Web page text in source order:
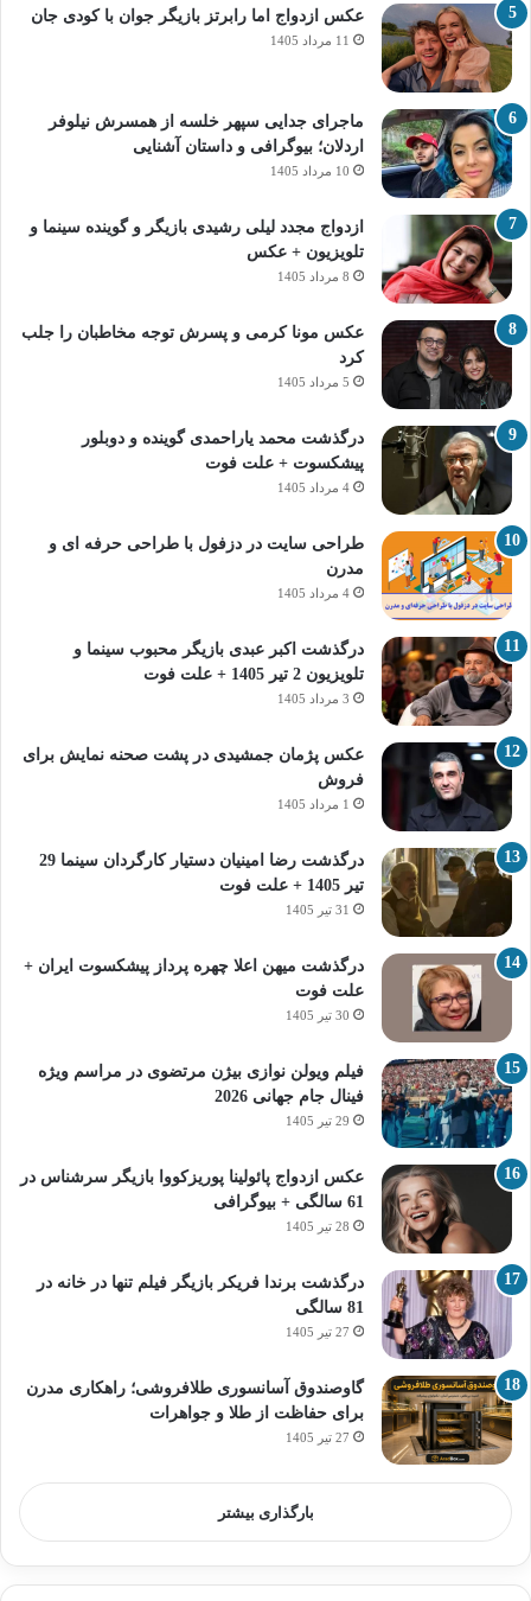
عکس ازدواج اما رابرتز بازیگر جوان با کودی جان
11 مرداد 1405
ماجرای جدایی سپهر خلسه از همسرش نیلوفر
اردلان؛ بیوگرافی و داستان آشنایی
10 مرداد 1405
ازدواج مجدد لیلی رشیدی بازیگر و گوینده سینما و
تلویزیون + عکس
8 مرداد 1405
عکس مونا کرمی و پسرش توجه مخاطبان را جلب
کرد
5 مرداد 1405
درگذشت محمد یاراحمدی گوینده و دوبلور
پیشکسوت + علت فوت
4 مرداد 1405
طراحی سایت در دزفول با طراحی حرفه‌ ای و
مدرن
4 مرداد 1405
درگذشت اکبر عبدی بازیگر محبوب سینما و
تلویزیون 2 تیر 1405 + علت فوت
3 مرداد 1405
عکس پژمان جمشیدی در پشت صحنه نمایش برای
فروش
1 مرداد 1405
درگذشت رضا امینیان دستیار کارگردان سینما 29
تیر 1405 + علت فوت
31 تیر 1405
درگذشت میهن اعلا چهره پرداز پیشکسوت ایران +
علت فوت
30 تیر 1405
فیلم ویولن نوازی بیژن مرتضوی در مراسم ویژه
فینال جام جهانی 2026
29 تیر 1405
عکس ازدواج پائولینا پوریزکووا بازیگر سرشناس در
61 سالگی + بیوگرافی
28 تیر 1405
درگذشت برندا فریکر بازیگر فیلم تنها در خانه در
81 سالگی
27 تیر 1405
گاوصندوق آسانسوری طلافروشی؛ راهکاری مدرن
برای حفاظت از طلا و جواهرات
27 تیر 1405
بارگذاری بیشتر